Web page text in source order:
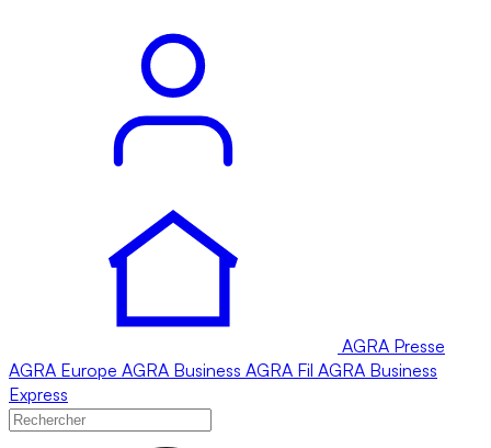
AGRA Presse
AGRA Europe AGRA Business AGRA Fil AGRA Business
Express